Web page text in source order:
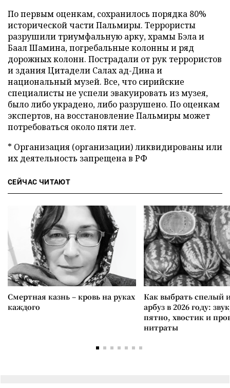
По первым оценкам, сохранилось порядка 80%
исторической части Пальмиры. Террористы
разрушили триумфальную арку, храмы Бэла и
Баал Шамина, погребальные колонны и ряд
дорожных колонн. Пострадали от рук террористов
и здания Цитадели Салах ад-Дина и
национальный музей. Все, что сирийские
специалисты не успели эвакуировать из музея,
было либо украдено, либо разрушено. По оценкам
экспертов, на восстановление Пальмиры может
потребоваться около пяти лет.
* Организация (организации) ликвидированы или
их деятельность запрещена в РФ
СЕЙЧАС ЧИТАЮТ
Смертная казнь – кровь на руках
каждого
Как выбрать спелый
арбуз в 2026 году:
пятно, хвостик и
нитраты